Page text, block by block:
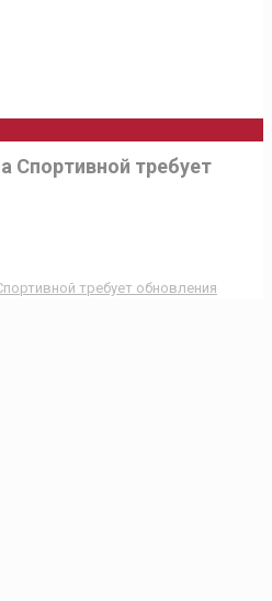
Спортивной требует
требует обновления